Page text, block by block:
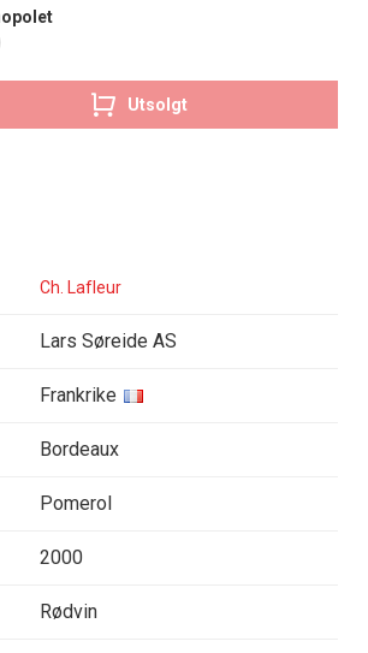
Ch. Lafleur
Lars Søreide AS
Frankrike
Bordeaux
Pomerol
2000
Rødvin
Utsolgt